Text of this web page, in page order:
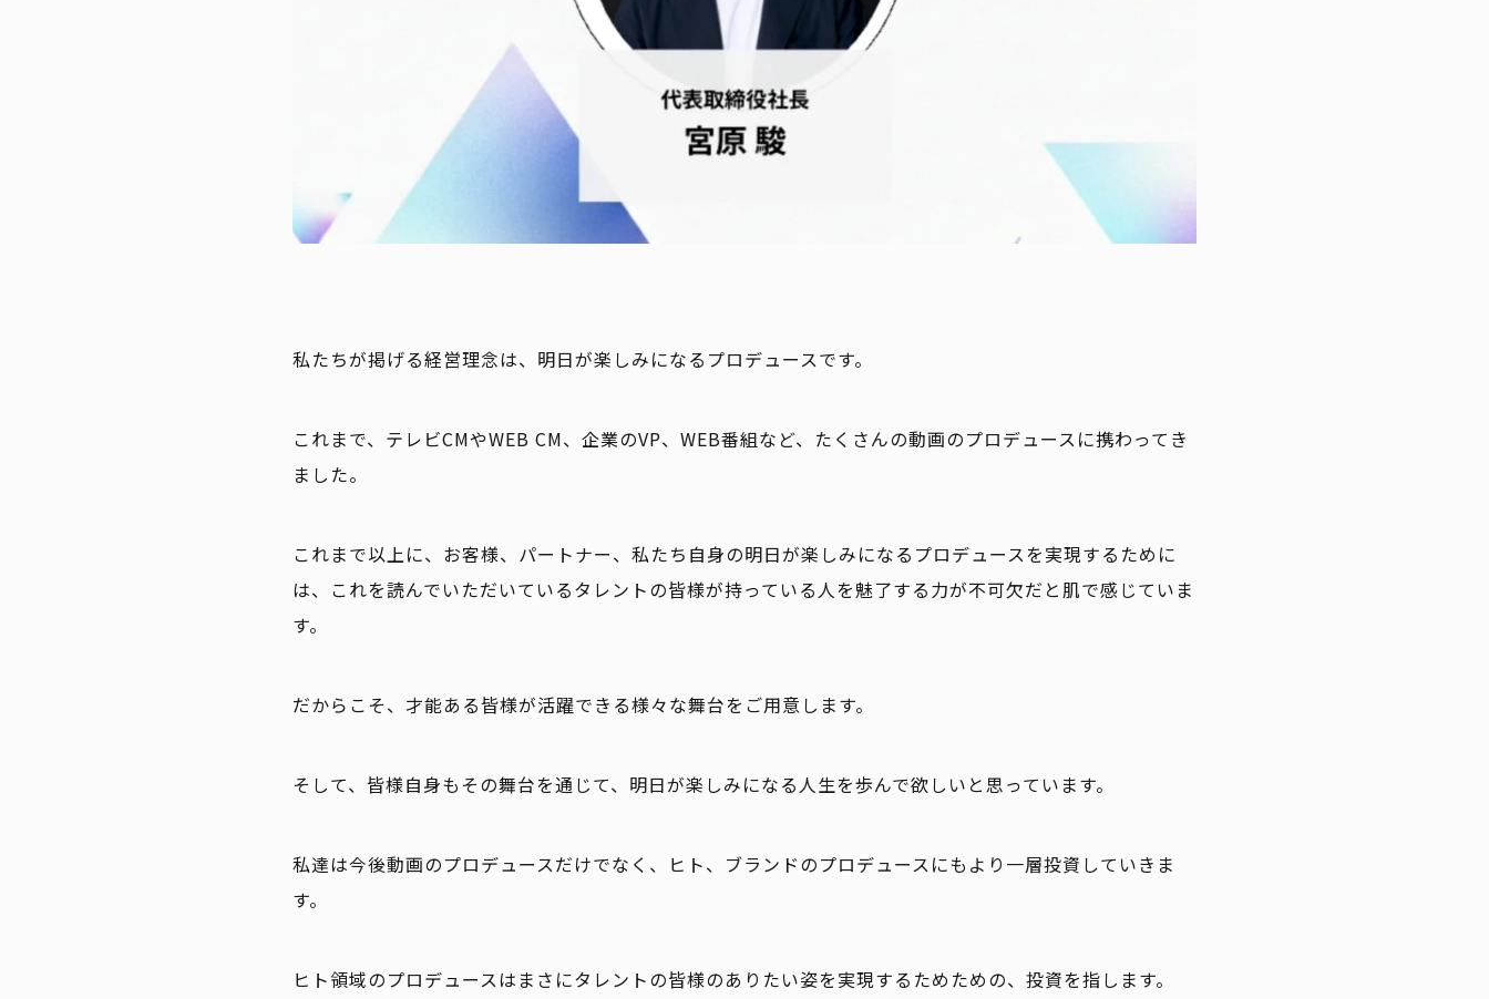
私たちが掲げる経営理念は、明日が楽しみになるプロデュースです。
これまで、テレビCMやWEB CM、企業のVP、WEB番組など、たくさんの動画のプロデュースに携わってき
ました。
これまで以上に、お客様、パートナー、私たち自身の明日が楽しみになるプロデュースを実現するために
は、これを読んでいただいているタレントの皆様が持っている人を魅了する力が不可欠だと肌で感じていま
す。
だからこそ、才能ある皆様が活躍できる様々な舞台をご用意します。
そして、皆様自身もその舞台を通じて、明日が楽しみになる人生を歩んで欲しいと思っています。
私達は今後動画のプロデュースだけでなく、ヒト、ブランドのプロデュースにもより一層投資していきま
す。
ヒト領域のプロデュースはまさにタレントの皆様のありたい姿を実現するためための、投資を指します。